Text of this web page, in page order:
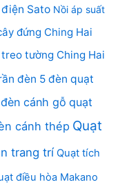
Sato Nồi áp suất
đứng Ching Hai
tường Ching Hai
đèn 5 đèn quạt
cánh gỗ quạt
cánh thép Quạt
trang trí Quạt tích
điều hòa Makano